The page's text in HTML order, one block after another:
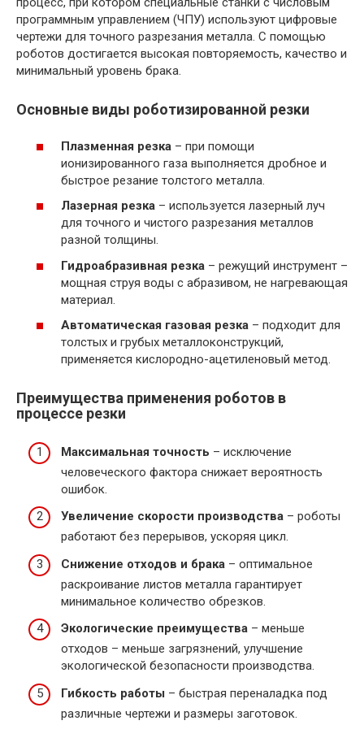
программным управлением (ЧПУ) используют цифровые
чертежи для точного разрезания металла. С помощью
роботов достигается высокая повторяемость, качество и
минимальный уровень брака.
Основные виды роботизированной резки
Плазменная резка – при помощи
ионизированного газа выполняется дробное и
быстрое резание толстого металла.
Лазерная резка – используется лазерный луч
для точного и чистого разрезания металлов
разной толщины.
Гидроабразивная резка – режущий инструмент –
мощная струя воды с абразивом, не нагревающая
материал.
Автоматическая газовая резка – подходит для
толстых и грубых металлоконструкций,
применяется кислородно-ацетиленовый метод.
Преимущества применения роботов в
процессе резки
Максимальная точность – исключение
человеческого фактора снижает вероятность
ошибок.
Увеличение скорости производства – роботы
работают без перерывов, ускоряя цикл.
Снижение отходов и брака – оптимальное
раскроивание листов металла гарантирует
минимальное количество обрезков.
Экологические преимущества – меньше
отходов – меньше загрязнений, улучшение
экологической безопасности производства.
Гибкость работы – быстрая переналадка под
различные чертежи и размеры заготовок.